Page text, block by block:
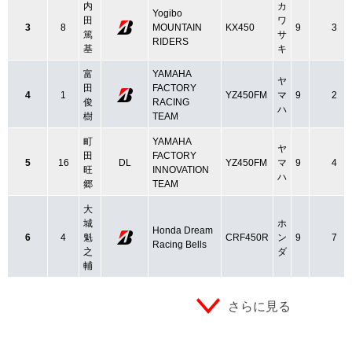
3 8
内
田
篤
基
Yogibo
MOUNTAIN
RIDERS
KX450
カ
ワ
サ
キ
9 3
4 1
富
田
俊
樹
YAMAHA
FACTORY
RACING
TEAM
YZ450FM
ヤ
マ
ハ
9 2
5 16
町
田
旺
郷
DL
YAMAHA
FACTORY
INNOVATION
TEAM
YZ450FM
ヤ
マ
ハ
9 4
6 4
大
城
魁
之
輔
Honda Dream
Racing Bells
CRF450R
ホ
ン
ダ
9 7
さらに見る